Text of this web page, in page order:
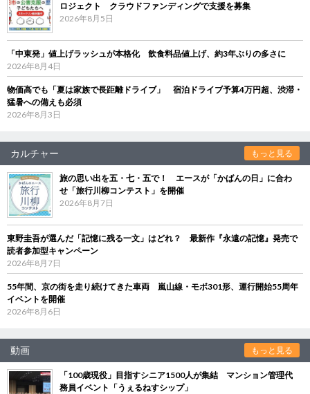
ロジェクト クラウドファンディングで支援を募集
2026年8月5日
「中東発」値上げラッシュが本格化 飲食料品値上げ、約3年ぶりの多さに
2026年8月4日
物価高でも「夏は家族で長距離ドライブ」 宿泊ドライブ予算4万円超、渋滞・
猛暑への備えも必須
2026年8月3日
カルチャー もっと見る
旅の思い出を五・七・五で！ エースが「かばんの日」に合わ
せ「旅行川柳コンテスト」を開催
2026年8月7日
東野圭吾が選んだ「記憶に残る一文」はどれ？ 最新作『永遠の記憶』発売で
読者参加型キャンペーン
2026年8月7日
55年間、京の街を走り続けてきた車両 嵐山線・モボ301形、運行開始55周年
イベントを開催
2026年8月6日
動画 もっと見る
「100歳現役」目指すシニア1500人が集結 マンション管理代
務員イベント「うぇるねすシップ」